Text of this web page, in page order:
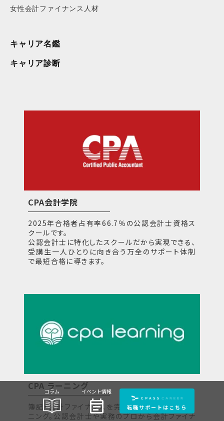
コラム イベント情報
event_note 転職サポートはこちら
女性会計ファイナンス人材
キャリア名鑑
キャリア診断
CPA会計学院
2025年合格者占有率66.7％の公認会計士資格ス
クールです。
公認会計士に特化したスクールだから実現できる、
受講生一人ひとりに向き合う万全のサポート体制
で最短合格に導きます。
CPA ラーニング
簿記・会計ファイナンスを完全無料で学べるeラー
ニング。公認会計士や実務のプロから会計ファイナ